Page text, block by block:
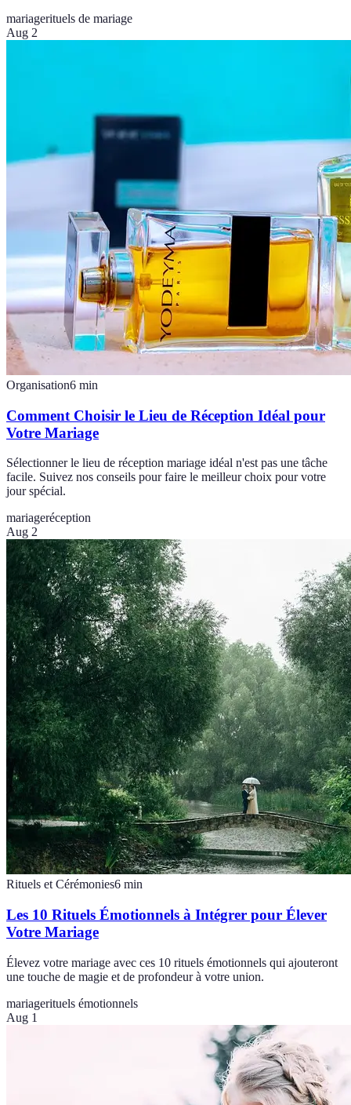
mariagerituels de mariage
Aug 2
Organisation6 min
Comment Choisir le Lieu de Réception Idéal pour
Votre Mariage
Sélectionner le lieu de réception mariage idéal n'est pas une tâche
facile. Suivez nos conseils pour faire le meilleur choix pour votre
jour spécial.
mariageréception
Aug 2
Rituels et Cérémonies6 min
Les 10 Rituels Émotionnels à Intégrer pour Élever
Votre Mariage
Élevez votre mariage avec ces 10 rituels émotionnels qui ajouteront
une touche de magie et de profondeur à votre union.
mariagerituels émotionnels
Aug 1